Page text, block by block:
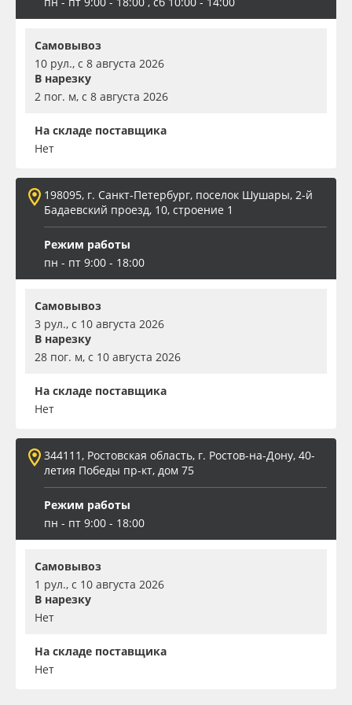
Самовывоз
10 рул., с 8 августа 2026
В нарезку
2 пог. м, с 8 августа 2026
На складе поставщика
Нет
198095, г. Санкт-Петербург, поселок Шушары, 2-й
Бадаевский проезд, 10, строение 1
Режим работы
пн - пт 9:00 - 18:00
Самовывоз
3 рул., с 10 августа 2026
В нарезку
28 пог. м, с 10 августа 2026
На складе поставщика
Нет
344111, Ростовская область, г. Ростов-на-Дону, 40-
летия Победы пр-кт, дом 75
Режим работы
пн - пт 9:00 - 18:00
Самовывоз
1 рул., с 10 августа 2026
В нарезку
Нет
На складе поставщика
Нет